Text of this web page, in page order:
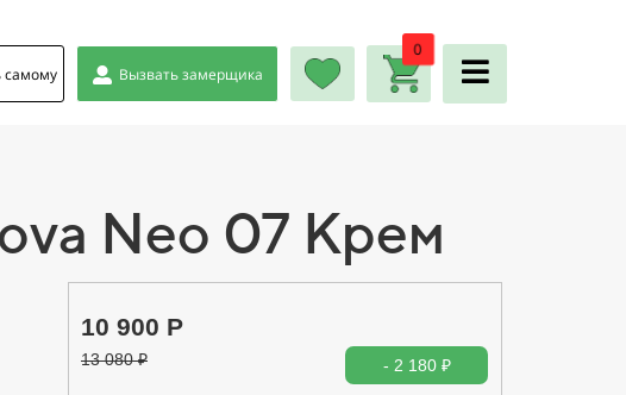
самому Вызвать замерщика
0
Neo 07 Крем
10 900 Р
13 080₽ - 2 180 ₽